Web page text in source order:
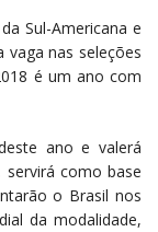
Sul-Americana e
nas seleções
é um ano com
ano e valerá
como base
o Brasil nos
da modalidade,